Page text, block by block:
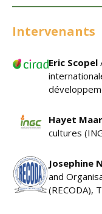
Intervenants
Eric Scopel
Hayet
cultures
Josephine
and
(RECODA),